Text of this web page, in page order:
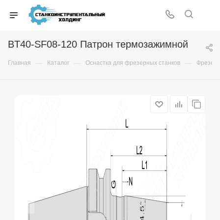
BT40-SF08-120 Патрон термозажимной
Главная — Каталог — Оснастка для фрезерных станков —